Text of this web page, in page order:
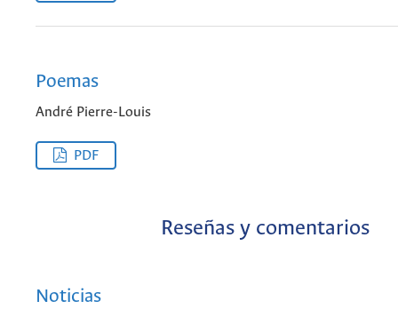
Poemas
André Pierre-Louis
PDF
Reseñas y comentarios
Noticias